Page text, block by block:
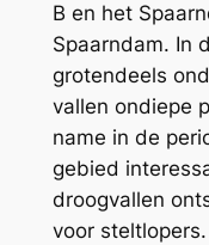
B en het
Spaarndam. In
grotendeels
vallen ondiepe
name in de
gebied
droogvallen
voor